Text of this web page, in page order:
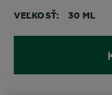
VEĽKOSŤ 30 ML